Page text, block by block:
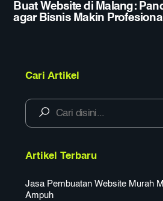
Buat Website di Malang:
agar Bisnis Makin Profesional
Cari Artikel
Artikel Terbaru
Jasa Pembuatan Website Murah
Ampuh